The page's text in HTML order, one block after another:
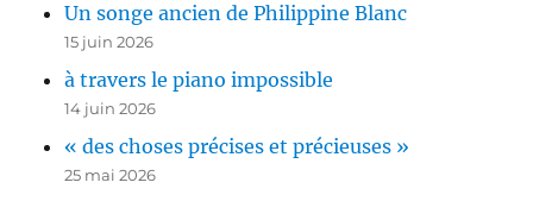
Un songe ancien de Philippine Blanc
15 juin 2026
à travers le piano impossible
14 juin 2026
« des choses précises et précieuses »
25 mai 2026